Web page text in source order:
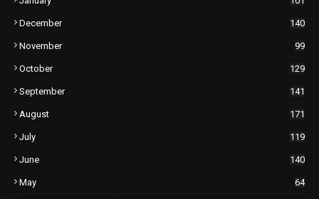
December 140
November 99
October 129
September 141
August 171
July 119
June 140
May 64